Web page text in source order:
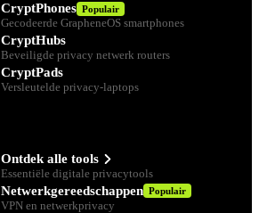
CryptPhones Populair
Gecodeerde GrapheneOS smartphones
CryptHubs
Beveiligde privacy netwerk routers
CryptPads
Versleutelde privacy-laptops
Ontdek alle tools
Essentiële digitale privacytools
Netwerkgereedschappen Populair
VPN en netwerkprivacy